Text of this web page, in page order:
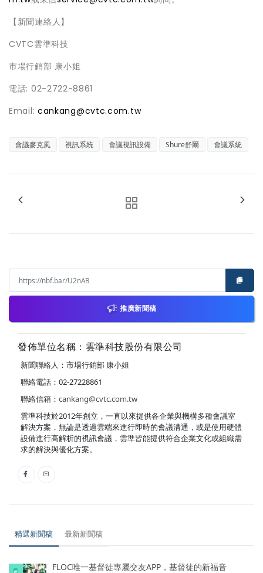
【新聞連絡人】
CVTC雲準科技
市場行銷部 康小姐
電話: 02-2722-8861
Email: cankang@cvtc.com.tw
會議麥克風 視訊系統 會議視訊設備 Shure舒爾 會議系統
推廣新聞稿
發佈單位名稱：雲準科技股份有限公司
新聞聯絡人：市場行銷部 康小姐
聯絡電話：02-27228861
聯絡信箱： cankang@cvtc.com.tw
雲準科技於2012年創立，一直以來提供各企業與機構多種會議室
解決方案，無論是透過雲端來進行即時的會議溝通，或是使用硬體
設備進行高解析的視訊會議，雲準皆能提供符合企業文化或組織需
求的解決與優化方案。
精選新聞稿 最新新聞稿
FLOC唯一基督徒專屬交友APP，基督徒的新福音